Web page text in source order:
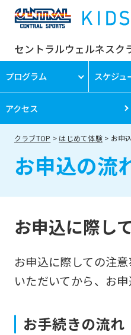
セントラルウェルネスク
プログラム スケジュ
アクセス
クラブTOP はじめて体験 お申
お申込の流
お申込に際し
お申込に際しての注
いただいてから、お申
お手続きの流れ